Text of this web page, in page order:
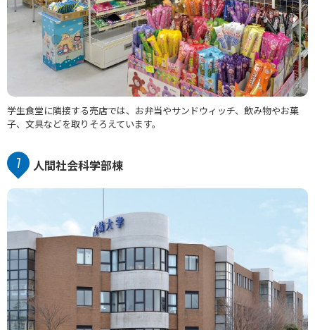
学生食堂に隣接する売店では、お弁当やサンドウィッチ、飲み物やお菓
子、文具などを取りそろえています。
7 人間社会科学部棟